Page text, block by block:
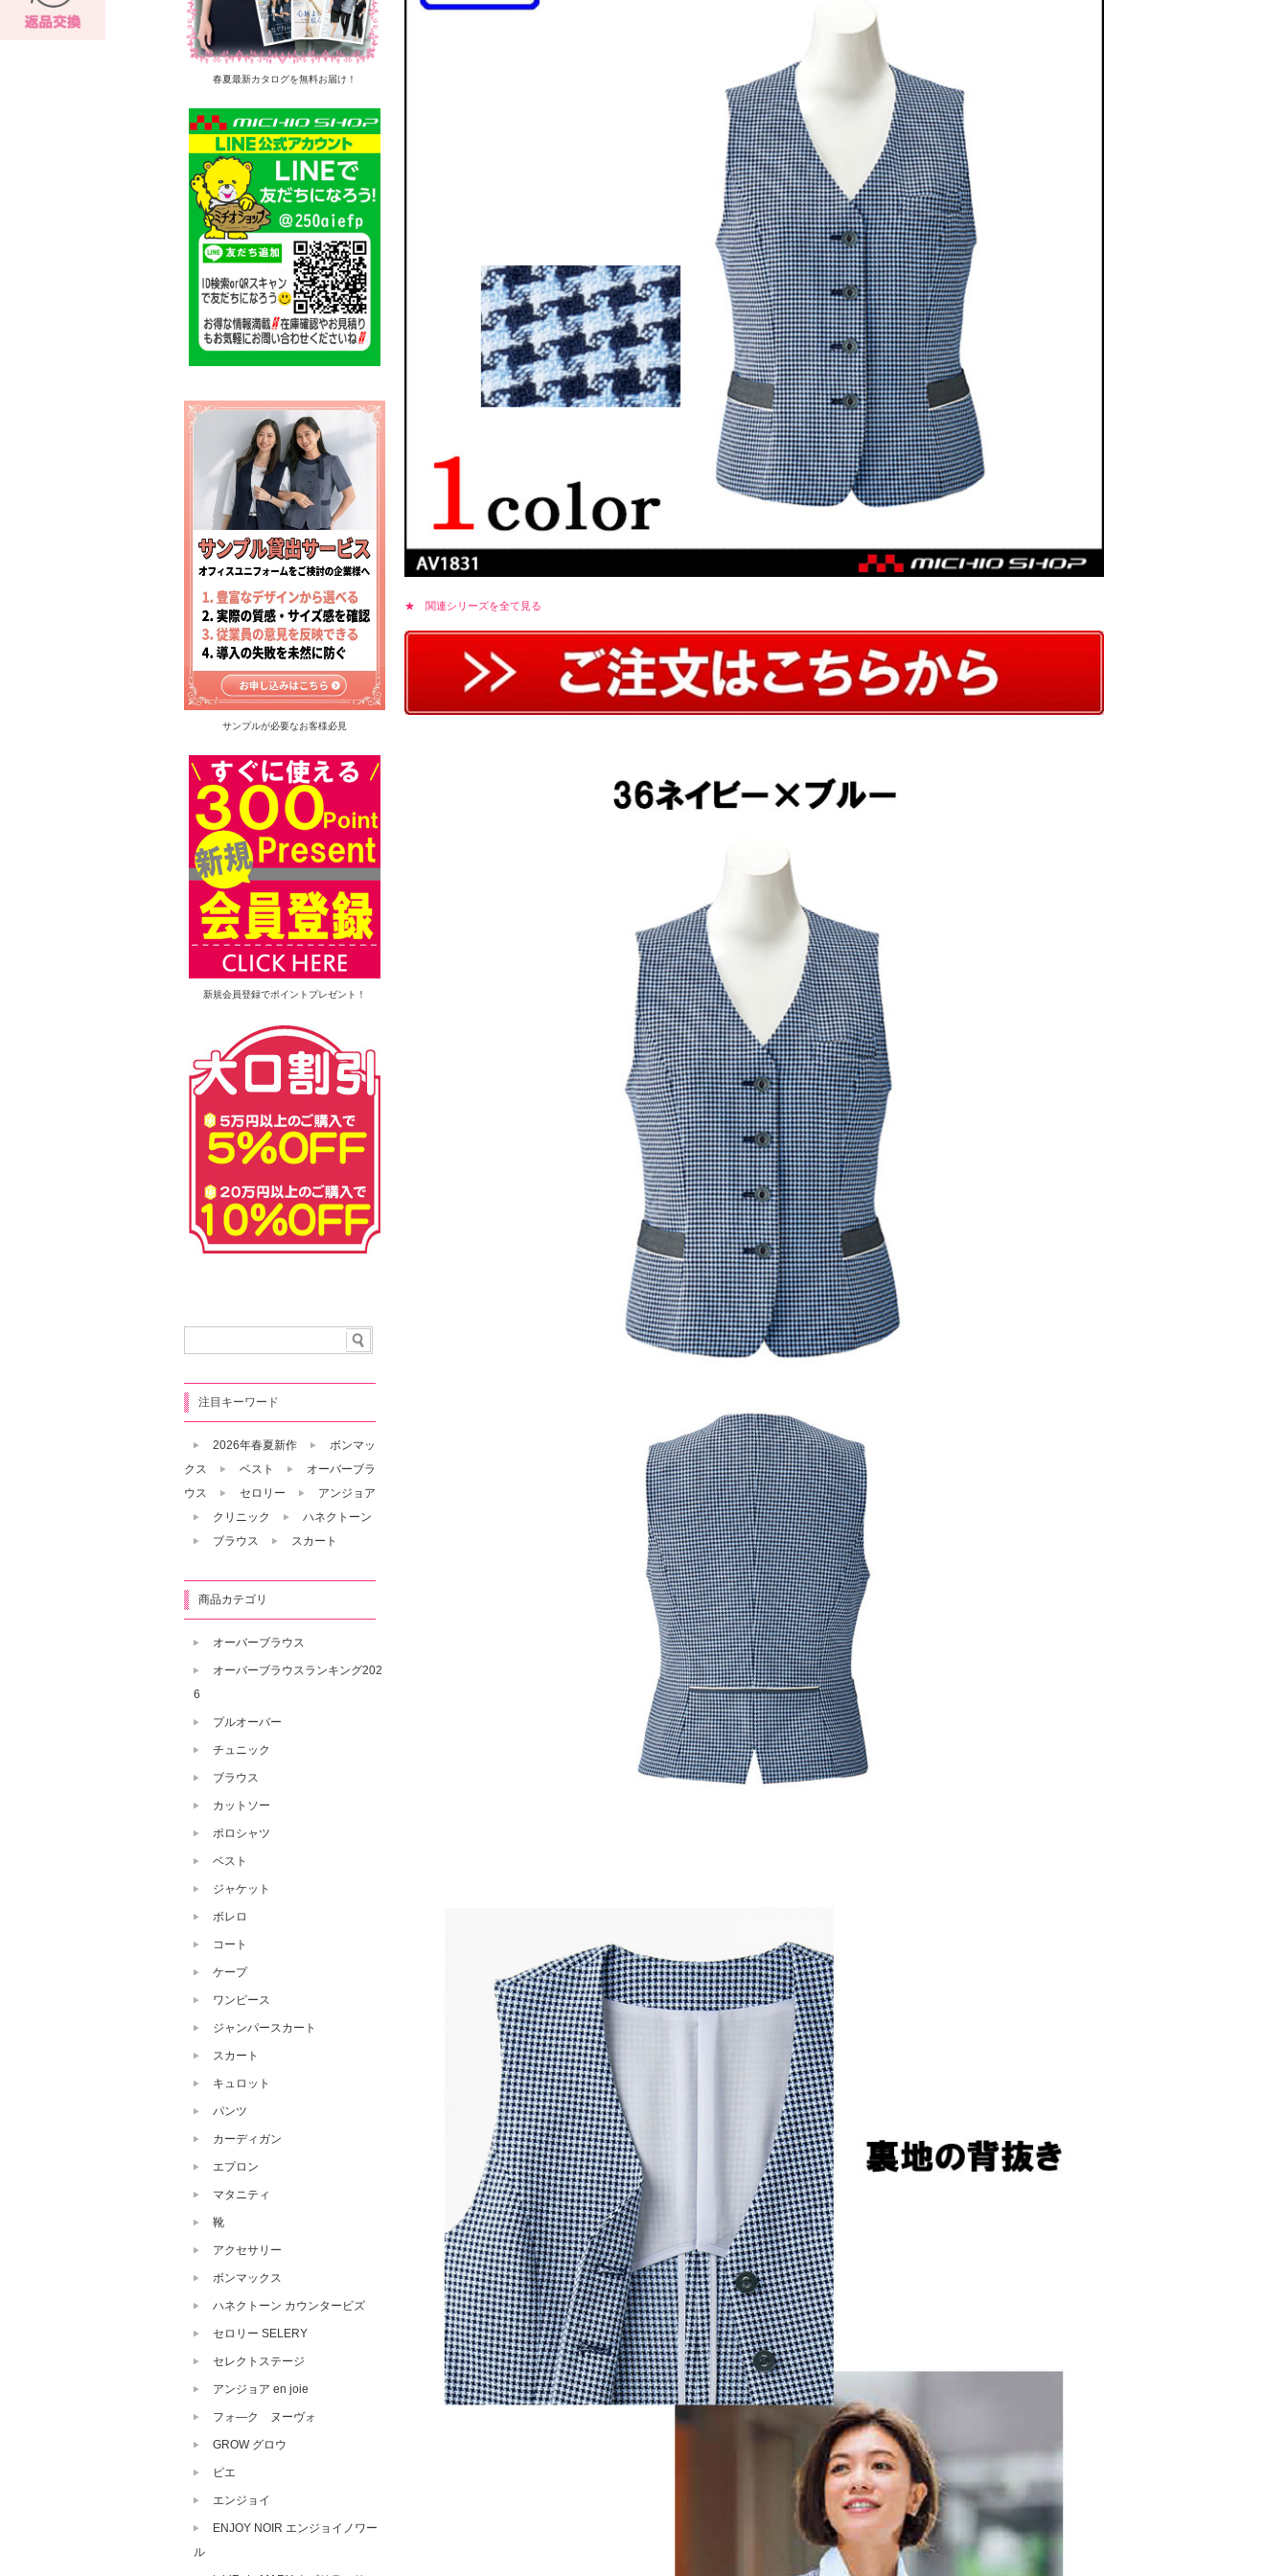
★ 関連シリーズを全て見る
春夏最新カタログを無料お届け！
サンプルが必要なお客様必見
新規会員登録でポイントプレゼント！
注目キーワード
2026年春夏新作
ボンマッ
クス
ベスト
オーバーブラ
ウス
セロリー
アンジョア
クリニック
ハネクトーン
ブラウス
スカート
商品カテゴリ
オーバーブラウス
オーバーブラウスランキング202
6
プルオーバー
チュニック
ブラウス
カットソー
ポロシャツ
ベスト
ジャケット
ボレロ
コート
ケープ
ワンピース
ジャンパースカート
スカート
キュロット
パンツ
カーディガン
エプロン
マタニティ
靴
アクセサリー
ボンマックス
ハネクトーン カウンタービズ
セロリー SELERY
セレクトステージ
アンジョア en joie
フォ―ク ヌーヴォ
GROW グロウ
ピエ
エンジョイ
ENJOY NOIR エンジョイノワー
ル